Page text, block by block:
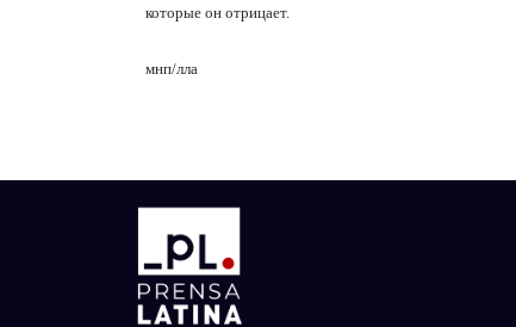
которые он отрицает.
мнп/лла